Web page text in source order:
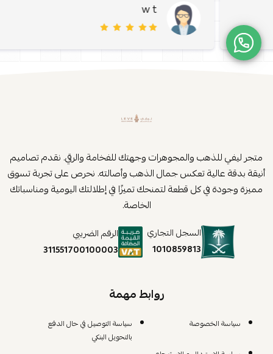
w t
روابط مهمة
سياسة الخصوصة
سياسة التوصيل في حال الدفع
بالتحويل البنكي
متجر ليفي للذهب والمجوهرات وجهتك للفخامة والرقي. نقدم تصاميم
أنيقة بدقة عالية تعكس جمال الذهب وأصالته. نحرص على تجربة تسوق
مميزة وجودة في كل قطعة لتمنحك تميزًا في إطلالتك اليومية ومناسباتك
الخاصة.
السجل التجاري
1010859813
الرقم الضريبي
311551700100003